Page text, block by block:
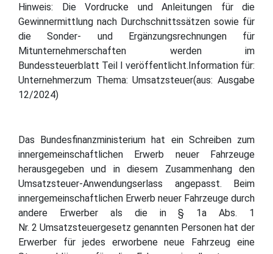
Hinweis: Die Vordrucke und Anleitungen für die
Gewinnermittlung nach Durchschnittssätzen sowie für
die Sonder- und Ergänzungsrechnungen für
Mitunternehmerschaften werden im
Bundessteuerblatt Teil I veröffentlicht.Information für:
Unternehmerzum Thema: Umsatzsteuer(aus: Ausgabe
12/2024)
Das Bundesfinanzministerium hat ein Schreiben zum
innergemeinschaftlichen Erwerb neuer Fahrzeuge
herausgegeben und in diesem Zusammenhang den
Umsatzsteuer-Anwendungserlass angepasst. Beim
innergemeinschaftlichen Erwerb neuer Fahrzeuge durch
andere Erwerber als die in § 1a Abs. 1
Nr. 2 Umsatzsteuergesetz genannten Personen hat der
Erwerber für jedes erworbene neue Fahrzeug eine